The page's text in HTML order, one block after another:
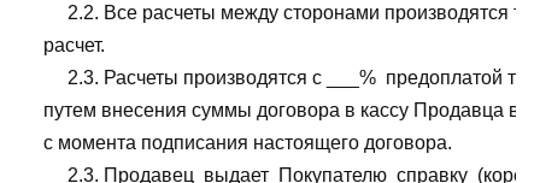
2.2. Все расчеты между сторонами производятся
    расчет.
2.3. Расчеты производятся с ___%  предоплатой
путем внесения суммы договора в кассу Продавца в
    с момента подписания настоящего договора.
2.3. Продавец  выдает  Покупателю  справку